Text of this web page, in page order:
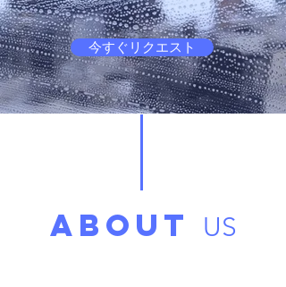
今すぐリクエスト
ABOUT US